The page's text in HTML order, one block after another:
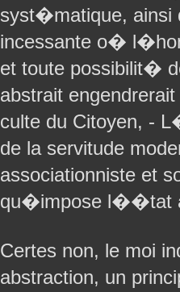
syst�matique,
incessante o�
et toute possibilit�
abstrait
culte du Citoyen, -
de la servitude
associationniste et
qu�impose l��tat
Certes non, le moi
abstraction, un